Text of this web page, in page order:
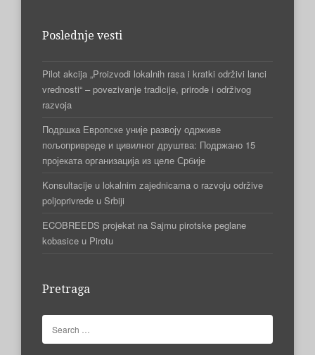
Poslednje vesti
Pilot akcija „Proizvodi lokalnih rasa i kratki održivi lanci
vrednosti“ – povezivanje tradicije, prirode i održivog
razvoja
Подршка Европске уније развоју одрживе
пољопривреде и цивилног друштва: Подржано 15
пројеката организација из целе Србије
Konsultacije u lokalnim zajednicama o razvoju održive
poljoprivrede u Srbiji
ECOBREEDS projekat na Sajmu pirotske peglane
kobasice u Pirotu
Pretraga